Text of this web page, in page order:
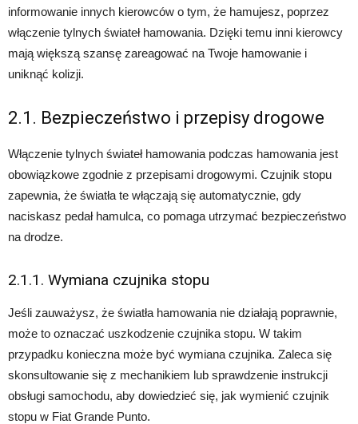
informowanie innych kierowców o tym, że hamujesz, poprzez
włączenie tylnych świateł hamowania. Dzięki temu inni kierowcy
mają większą szansę zareagować na Twoje hamowanie i
uniknąć kolizji.
2.1. Bezpieczeństwo i przepisy drogowe
Włączenie tylnych świateł hamowania podczas hamowania jest
obowiązkowe zgodnie z przepisami drogowymi. Czujnik stopu
zapewnia, że światła te włączają się automatycznie, gdy
naciskasz pedał hamulca, co pomaga utrzymać bezpieczeństwo
na drodze.
2.1.1. Wymiana czujnika stopu
Jeśli zauważysz, że światła hamowania nie działają poprawnie,
może to oznaczać uszkodzenie czujnika stopu. W takim
przypadku konieczna może być wymiana czujnika. Zaleca się
skonsultowanie się z mechanikiem lub sprawdzenie instrukcji
obsługi samochodu, aby dowiedzieć się, jak wymienić czujnik
stopu w Fiat Grande Punto.